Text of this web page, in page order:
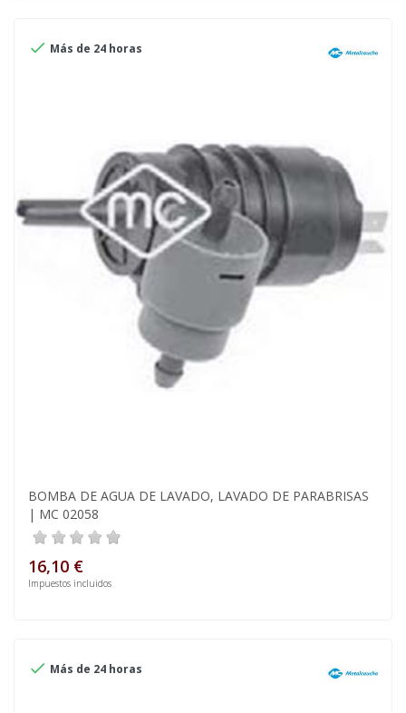
 Más de 24 horas
BOMBA DE AGUA DE LAVADO, LAVADO DE PARABRISAS
| MC 02058
16,10 €
Impuestos incluidos
 Más de 24 horas